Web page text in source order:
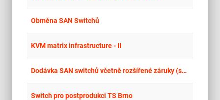
Obměna SAN Switchů
KVM matrix infrastructure - II
Dodávka SAN switchů včetně rozšířené záruky (support) výrobce
Switch pro postprodukci TS Brno